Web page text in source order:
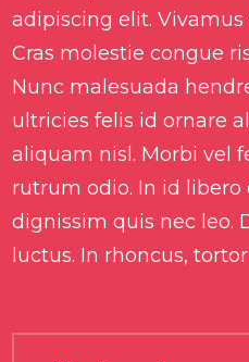
adipiscing elit.
Cras molestie congue
Nunc malesuada
ultricies felis id ornare
aliquam nisl. Morbi vel
rutrum odio. In id
dignissim quis nec leo.
luctus. In rhoncus,